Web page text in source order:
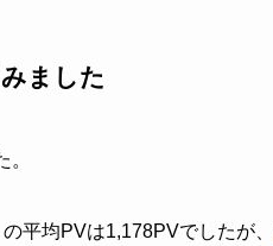
ました
平均PVは1,178PVでしたが、